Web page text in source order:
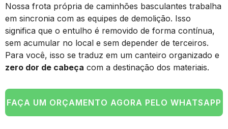
Nossa frota própria de caminhões basculantes trabalha
em sincronia com as equipes de demolição. Isso
significa que o entulho é removido de forma contínua,
sem acumular no local e sem depender de terceiros.
Para você, isso se traduz em um canteiro organizado e
zero dor de cabeça com a destinação dos materiais.
FAÇA UM ORÇAMENTO AGORA PELO WHATSAPP